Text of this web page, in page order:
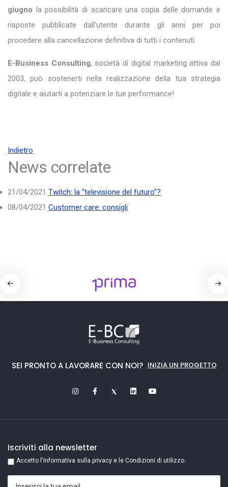
giugno la possibilità di scaricare una copia delle domande e
risposte pubblicate dall’utente durante gli anni per poi
procedere alla cancellazione definitiva di tutti i contenuti.
E-Business Consulting, società di digital marketing attiva dal
2003, può sostenerti nella realizzazione della tua strategia
digitale e aiutarti a potenziare le tue performance!
Indietro
News correlate
21/04/2021 Twitch: la “televisione del futuro”?
08/04/2021 Customer care: consigli
SEI PRONTO A LAVORARE CON NOI? INIZIA UN PROGETTO
Iscriviti alla newsletter
Accetto l'Informativa sulla privacy e le Condizioni di utilizzo.